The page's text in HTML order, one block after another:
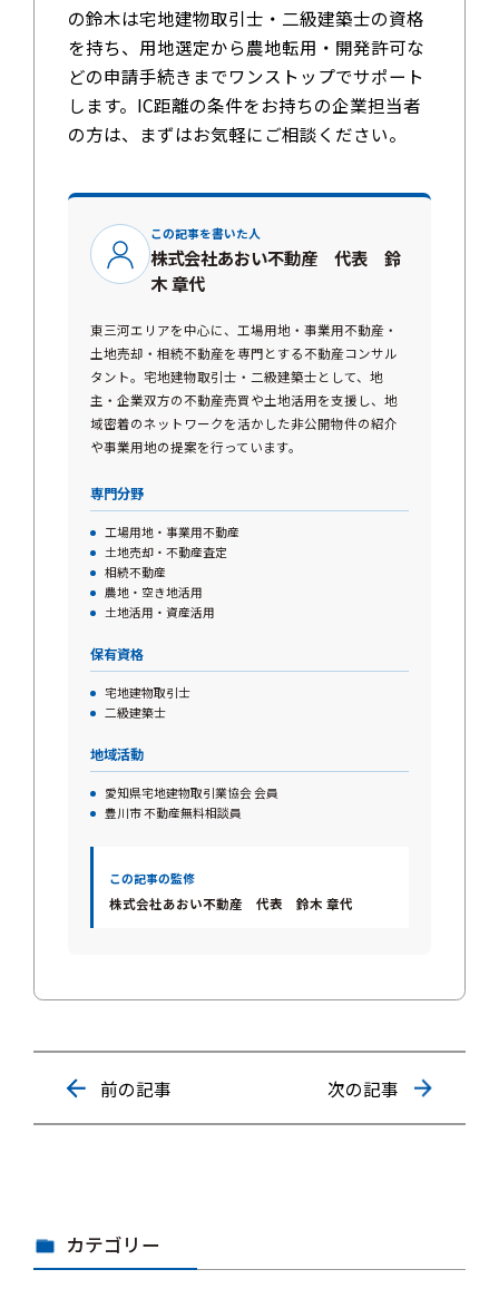
の鈴木は宅地建物取引士・二級建築士の資格
を持ち、用地選定から農地転用・開発許可な
どの申請手続きまでワンストップでサポート
します。IC距離の条件をお持ちの企業担当者
の方は、まずはお気軽にご相談ください。
この記事を書いた人
株式会社あおい不動産 代表 鈴
木 章代
東三河エリアを中心に、工場用地・事業用不動産・
土地売却・相続不動産を専門とする不動産コンサル
タント。宅地建物取引士・二級建築士として、地
主・企業双方の不動産売買や土地活用を支援し、地
域密着のネットワークを活かした非公開物件の紹介
や事業用地の提案を行っています。
専門分野
工場用地・事業用不動産
土地売却・不動産査定
相続不動産
農地・空き地活用
土地活用・資産活用
保有資格
宅地建物取引士
二級建築士
地域活動
愛知県宅地建物取引業協会 会員
豊川市 不動産無料相談員
この記事の監修
株式会社あおい不動産 代表 鈴木 章代
前の記事 次の記事
カテゴリー